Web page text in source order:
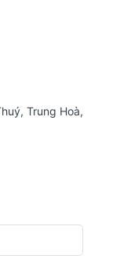
Trung Hoà,